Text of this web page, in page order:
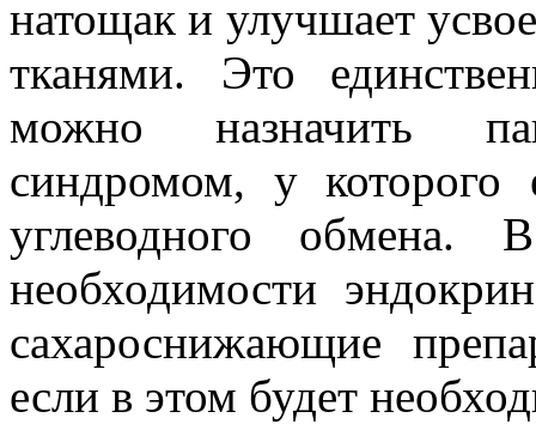
натощак и улучшает
тканями. Это
можно назначить
синдромом, у
углеводного
необходимости
сахароснижающие
если в этом будет